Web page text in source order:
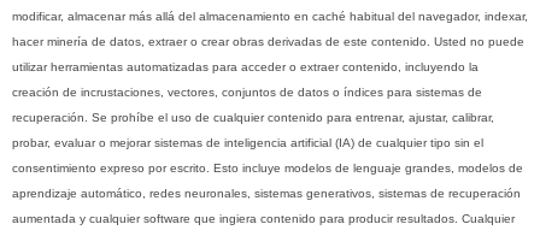
modificar, almacenar más allá del almacenamiento en caché habitual del navegador, indexar,
hacer minería de datos, extraer o crear obras derivadas de este contenido. Usted no puede
utilizar herramientas automatizadas para acceder o extraer contenido, incluyendo la
creación de incrustaciones, vectores, conjuntos de datos o índices para sistemas de
recuperación. Se prohíbe el uso de cualquier contenido para entrenar, ajustar, calibrar,
probar, evaluar o mejorar sistemas de inteligencia artificial (IA) de cualquier tipo sin el
consentimiento expreso por escrito. Esto incluye modelos de lenguaje grandes, modelos de
aprendizaje automático, redes neuronales, sistemas generativos, sistemas de recuperación
aumentada y cualquier software que ingiera contenido para producir resultados. Cualquier